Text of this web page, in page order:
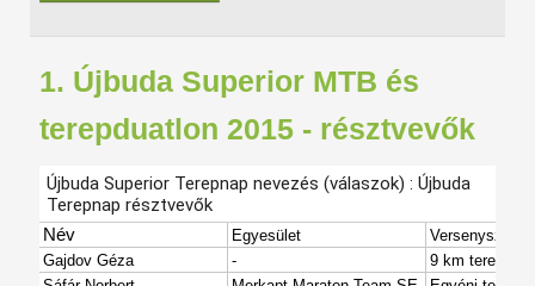
1. Újbuda Superior MTB és
terepduatlon 2015 - résztvevők